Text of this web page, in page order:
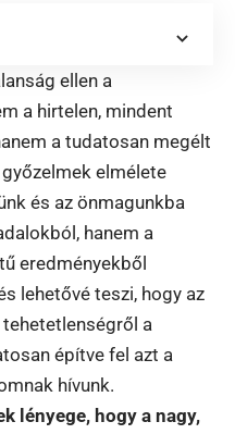
ellen a
a hirtelen, mindent
a tudatosan megélt
elmélete
és az önmagunkba
hanem a
eredményekből
lehetővé teszi, hogy az
a
építve fel azt a
hívunk.
lényege, hogy a nagy,